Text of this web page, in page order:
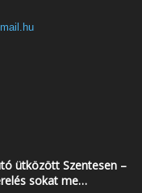
ütközött Szentesen –
sokat me…